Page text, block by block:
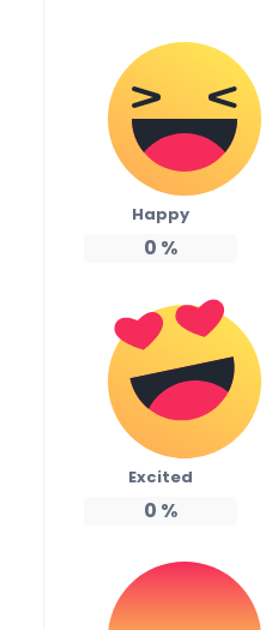
Happy
0 %
Excited
0 %